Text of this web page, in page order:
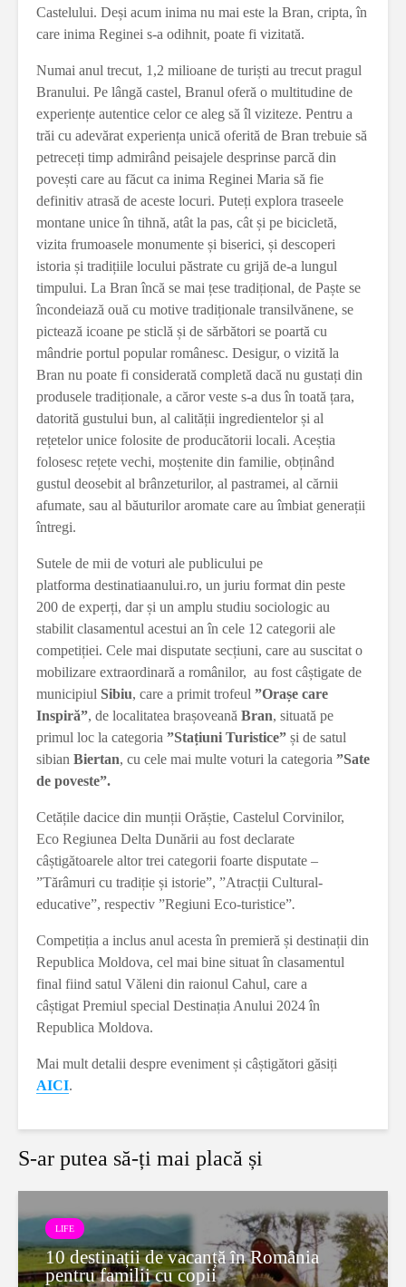
Castelului. Deși acum inima nu mai este la Bran, cripta, în
care inima Reginei s-a odihnit, poate fi vizitată.
Numai anul trecut, 1,2 milioane de turiști au trecut pragul
Branului. Pe lângă castel, Branul oferă o multitudine de
experiențe autentice celor ce aleg să îl viziteze. Pentru a
trăi cu adevărat experiența unică oferită de Bran trebuie să
petreceți timp admirând peisajele desprinse parcă din
povești care au făcut ca inima Reginei Maria să fie
definitiv atrasă de aceste locuri. Puteți explora traseele
montane unice în tihnă, atât la pas, cât și pe bicicletă,
vizita frumoasele monumente și biserici, și descoperi
istoria și tradițiile locului păstrate cu grijă de-a lungul
timpului. La Bran încă se mai țese tradițional, de Paște se
încondeiază ouă cu motive tradiționale transilvănene, se
pictează icoane pe sticlă și de sărbători se poartă cu
mândrie portul popular românesc. Desigur, o vizită la
Bran nu poate fi considerată completă dacă nu gustați din
produsele tradiționale, a căror veste s-a dus în toată țara,
datorită gustului bun, al calității ingredientelor și al
rețetelor unice folosite de producătorii locali. Aceștia
folosesc rețete vechi, moștenite din familie, obținând
gustul deosebit al brânzeturilor, al pastramei, al cărnii
afumate, sau al băuturilor aromate care au îmbiat generații
întregi.
Sutele de mii de voturi ale publicului pe
platforma destinatiaanului.ro, un juriu format din peste
200 de experți, dar și un amplu studiu sociologic au
stabilit clasamentul acestui an în cele 12 categorii ale
competiției. Cele mai disputate secțiuni, care au suscitat o
mobilizare extraordinară a românilor, au fost câștigate de
municipiul Sibiu, care a primit trofeul ”Orașe care
Inspiră”, de localitatea brașoveană Bran, situată pe
primul loc la categoria ”Stațiuni Turistice” și de satul
sibian Biertan, cu cele mai multe voturi la categoria ”Sate
de poveste”.
Cetățile dacice din munții Orăștie, Castelul Corvinilor,
Eco Regiunea Delta Dunării au fost declarate
câștigătoarele altor trei categorii foarte disputate –
”Tărâmuri cu tradiție și istorie”, ”Atracții Cultural-
educative”, respectiv ”Regiuni Eco-turistice”.
Competiția a inclus anul acesta în premieră și destinații din
Republica Moldova, cel mai bine situat în clasamentul
final fiind satul Văleni din raionul Cahul, care a
câștigat Premiul special Destinația Anului 2024 în
Republica Moldova.
Mai mult detalii despre eveniment și câștigători găsiți
AICI.
S-ar putea să-ți mai placă și
LIFE
10 destinații de vacanță în România
pentru familii cu copii